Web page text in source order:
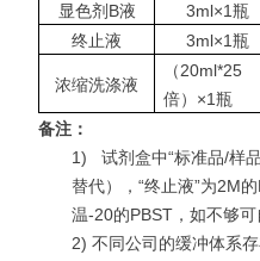
显色剂B液
3ml×1瓶
终止液
3ml×1瓶
浓缩洗涤液
（20ml*25
倍）×1瓶
备注：
1)
试剂盒中“标准品/样
替代），“终止液”为2M
温-20的PBST，如不够可
2) 不同公司的缓冲体系